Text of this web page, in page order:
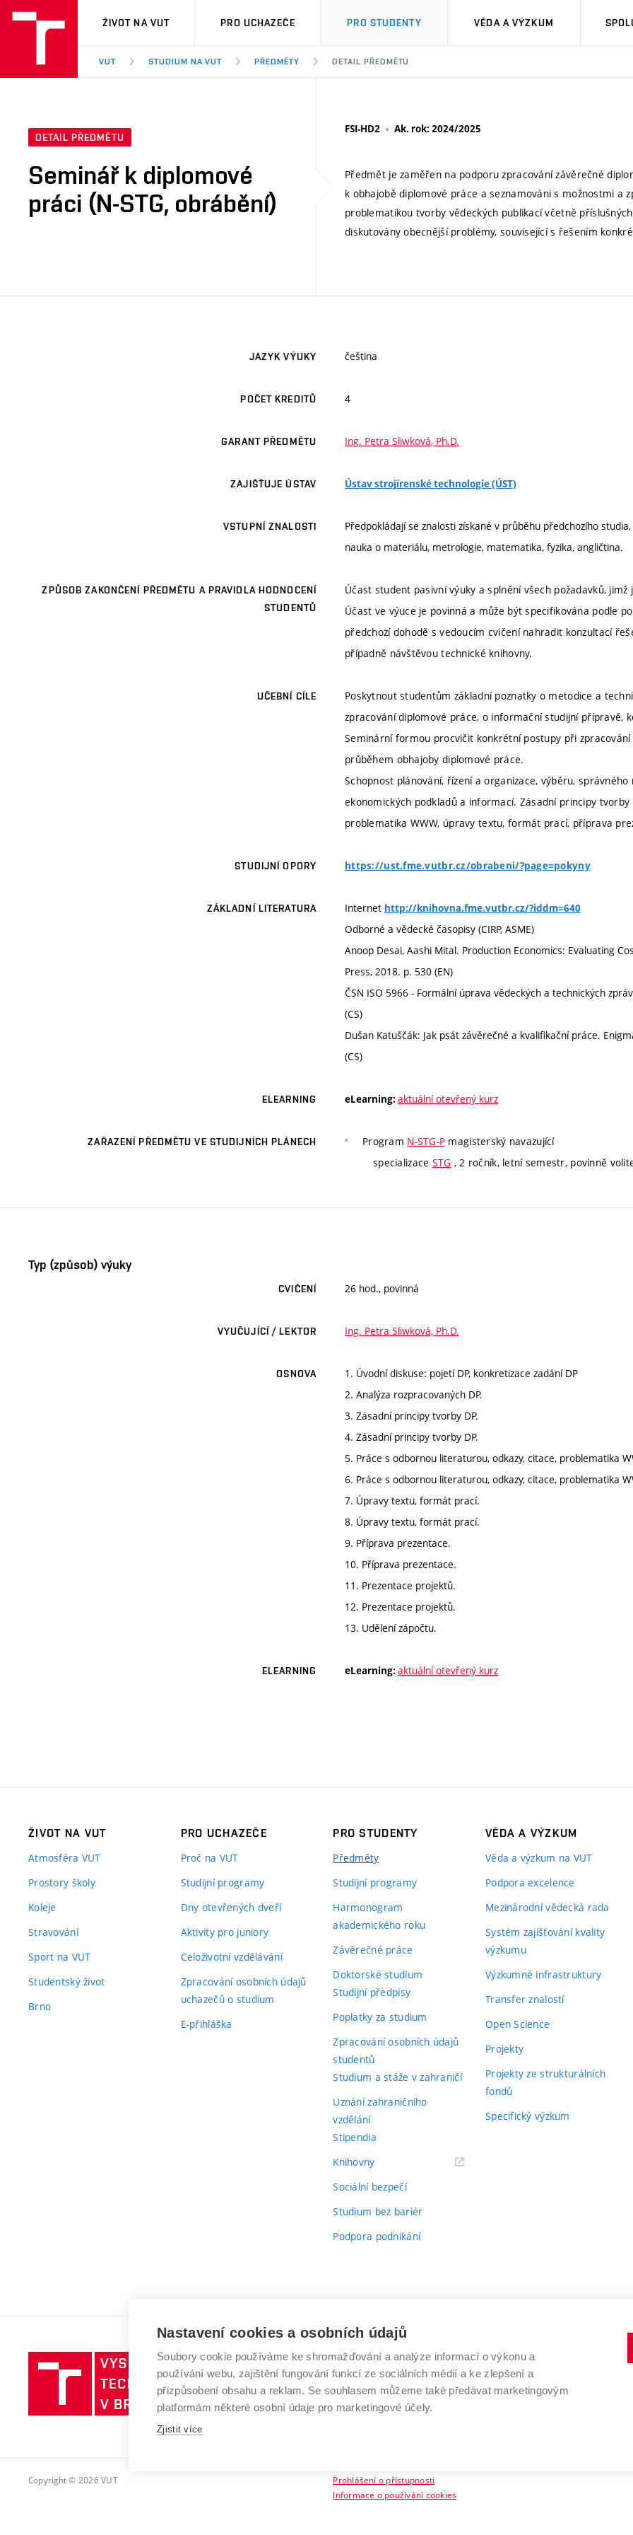
VUT
ŽIVOT NA VUT PRO UCHAZEČE PRO STUDENTY VĚDA A VÝZKUM
VUT STUDIUM NA VUT PŘEDMĚTY DETAIL PŘEDMĚTU
DETAIL PŘEDMĚTU
Seminář k diplomové
práci (N-STG, obrábění)
FSI-HD2 Ak. rok: 2024/2025
Předmět je zaměřen na podporu zpracování závěrečné
k obhajobě diplomové práce a seznamováni s možnostmi a
problematikou tvorby vědeckých publikací včetně
diskutovány obecnější problémy, související s řešením
JAZYK VÝUKY čeština
POČET KREDITŮ 4
GARANT PŘEDMĚTU Ing. Petra Sliwková, Ph.D.
ZAJIŠŤUJE ÚSTAV Ústav strojírenské technologie (ÚST)
VSTUPNÍ ZNALOSTI
Předpokládají se znalosti získané v průběhu předchozího
nauka o materiálu, metrologie, matematika, fyzika, angličtina.
ZPŮSOB ZAKONČENÍ PŘEDMĚTU A PRAVIDLA HODNOCENÍ
STUDENTŮ
Účast student pasivní výuky a splnění všech požadavků,
Účast ve výuce je povinná a může být specifikována podle
předchozí dohodě s vedoucím cvičení nahradit konzultací
případně návštěvou technické knihovny.
UČEBNÍ CÍLE
Poskytnout studentům základní poznatky o metodice a
zpracování diplomové práce, o informační studijní přípravě,
Seminární formou procvičit konkrétní postupy při
průběhem obhajoby diplomové práce.
Schopnost plánování, řízení a organizace, výběru,
ekonomických podkladů a informací. Zásadní principy
problematika WWW, úpravy textu, formát prací, příprava
STUDIJNÍ OPORY https://ust.fme.vutbr.cz/obrabeni/?page=pokyny
ZÁKLADNÍ LITERATURA Internet http://knihovna.fme.vutbr.cz/?iddm=640
Odborné a vědecké časopisy (CIRP, ASME)
Anoop Desai, Aashi Mital. Production Economics: Evaluating
Press, 2018. p. 530 (EN)
ČSN ISO 5966 - Formální úprava vědeckých a technických
(CS)
Dušan Katuščák: Jak psát závěrečné a kvalifikační práce.
(CS)
ELEARNING eLearning: aktuální otevřený kurz
ZAŘAZENÍ PŘEDMĚTU VE STUDIJNÍCH PLÁNECH Program N-STG-P magisterský navazující
specializace STG , 2 ročník, letní semestr, povinně
Typ (způsob) výuky
CVIČENÍ 26 hod., povinná
VYUČUJÍCÍ / LEKTOR Ing. Petra Sliwková, Ph.D.
OSNOVA
1. Úvodní diskuse: pojetí DP, konkretizace zadání DP
2. Analýza rozpracovaných DP.
3. Zásadní principy tvorby DP.
4. Zásadní principy tvorby DP.
5. Práce s odbornou literaturou, odkazy, citace, problematika
6. Práce s odbornou literaturou, odkazy, citace, problematika
7. Úpravy textu, formát prací.
8. Úpravy textu, formát prací.
9. Příprava prezentace.
10. Příprava prezentace.
11. Prezentace projektů.
12. Prezentace projektů.
13. Udělení zápočtu.
ELEARNING eLearning: aktuální otevřený kurz
ŽIVOT NA VUT
Atmosféra VUT
Prostory školy
Koleje
Stravování
Sport na VUT
Studentský život
Brno
PRO UCHAZEČE
Proč na VUT
Studijní programy
Dny otevřených dveří
Aktivity pro juniory
Celoživotní vzdělávání
Zpracování osobních údajů
uchazečů o studium
E-přihláška
PRO STUDENTY
Předměty
Studijní programy
Harmonogram
akademického roku
Závěrečné práce
Doktorské studium
Studijní předpisy
Poplatky za studium
Zpracování osobních údajů
studentů
Studium a stáže v zahraničí
Uznání zahraničního
vzdělání
Stipendia
Knihovny(externí
Sociální bezpečí
Studium bez bariér
Podpora podnikání
VĚDA A VÝZKUM
Věda a výzkum na VUT
Podpora excelence
Mezinárodní vědecká rada
Systém zajišťování kvality
výzkumu
Výzkumné infrastruktury
Transfer znalostí
Open Science
Projekty
Projekty ze strukturálních
fondů
Specifický výzkum
Vysoké
učení
technické
v
VYSOKÉ UČENÍ TECHNICKÉ V BRNĚ
Antonínská 548/1
602 00 Brno
www.vut.cz
Copyright © 2026 VUT
Prohlášení o přístupnosti
Informace o používání cookies
Nastavení cookies a osobních údajů
Soubory cookie používáme ke shromažďování a analýze informací o výkonu a
používání webu, zajištění fungování funkcí ze sociálních médií a ke zlepšení a
přizpůsobení obsahu a reklam. Se souhlasem můžeme také předávat marketingovým
platformám některé osobní údaje pro marketingové účely.
Zjistit více